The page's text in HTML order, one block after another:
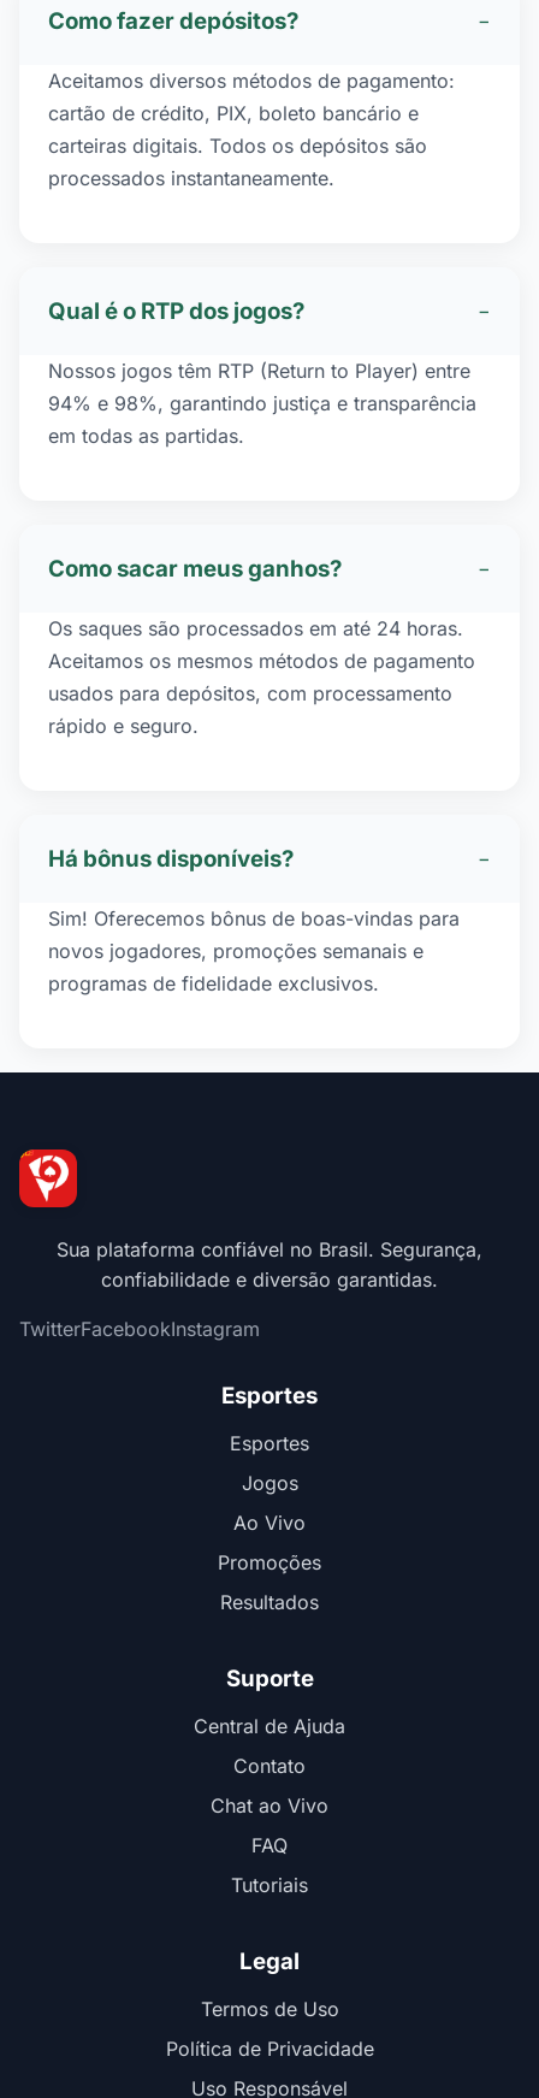
Como fazer depósitos? −
Aceitamos diversos métodos de pagamento:
cartão de crédito, PIX, boleto bancário e
carteiras digitais. Todos os depósitos são
processados instantaneamente.
Qual é o RTP dos jogos? −
Nossos jogos têm RTP (Return to Player) entre
94% e 98%, garantindo justiça e transparência
em todas as partidas.
Como sacar meus ganhos? −
Os saques são processados em até 24 horas.
Aceitamos os mesmos métodos de pagamento
usados para depósitos, com processamento
rápido e seguro.
Há bônus disponíveis? −
Sim! Oferecemos bônus de boas-vindas para
novos jogadores, promoções semanais e
programas de fidelidade exclusivos.
Sua plataforma confiável no Brasil. Segurança,
confiabilidade e diversão garantidas.
TwitterFacebookInstagram
Esportes
Esportes
Jogos
Ao Vivo
Promoções
Resultados
Suporte
Central de Ajuda
Contato
Chat ao Vivo
FAQ
Tutoriais
Legal
Termos de Uso
Política de Privacidade
Uso Responsável